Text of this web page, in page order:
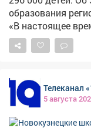
образования
«В настоящее
заявлений и
документов
образования Софья
уточняла, всем
хватило мест в
Телеканал
5 августа